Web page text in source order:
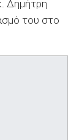
Δημήτρη
του στο